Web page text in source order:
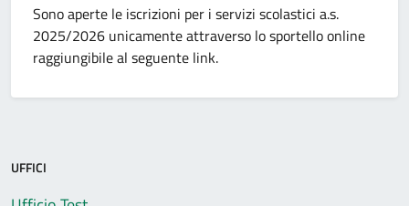
Sono aperte le iscrizioni per i servizi scolastici a.s.
2025/2026 unicamente attraverso lo sportello online
raggiungibile al seguente link.
UFFICI